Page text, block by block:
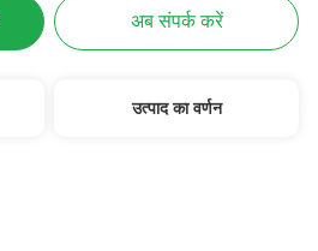
अब संपर्क करें
उत्पाद का वर्णन